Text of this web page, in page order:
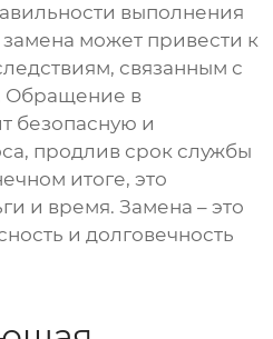
выполнения
может привести к
связанным с
Обращение в
безопасную и
продлив срок службы
итоге, это
и время. Замена – это
и долговечность